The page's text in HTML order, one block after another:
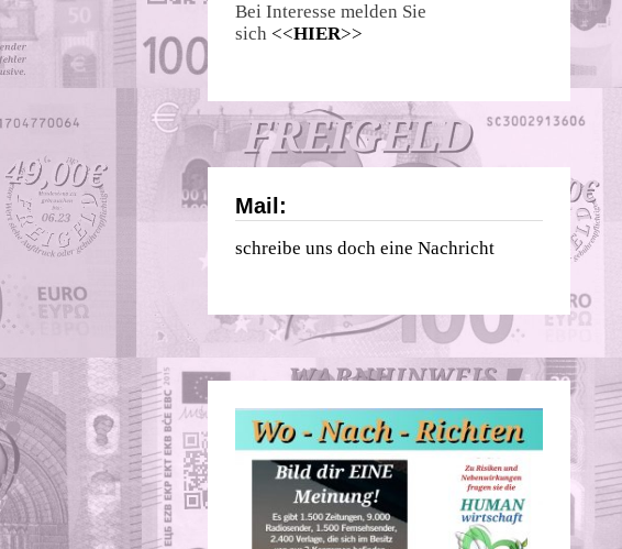
Bei Interesse melden Sie
sich <<HIER>>
Mail:
schreibe uns doch eine Nachricht